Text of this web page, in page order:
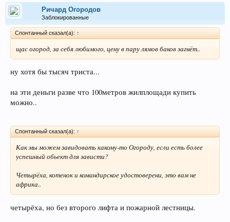
Ричард Огородов
Заблокированные
Спонтанный сказал(а): ↑
щас огород, за себя любимого, цену в пару лямов баков загнёт..
ну хотя бы тысяч триста...
на эти деньги разве что 100метров жилплощади купить
можно..
Спонтанный сказал(а): ↑
Как мы можем завидовать какому-то Огороду, если есть более
успешный обьект для зависти?
Четырёха, котенок и командирское удостоверени, это вам не
африка..
четырёха, но без второго лифта и пожарной лестницы.